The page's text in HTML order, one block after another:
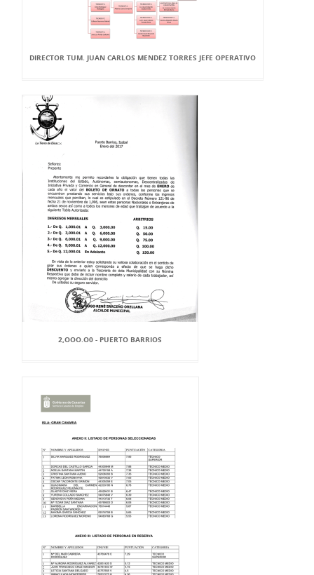
DIRECTOR TUM. JUAN CARLOS MENDEZ TORRES JEFE OPERATIVO
2,OOO.O0 - PUERTO BARRIOS